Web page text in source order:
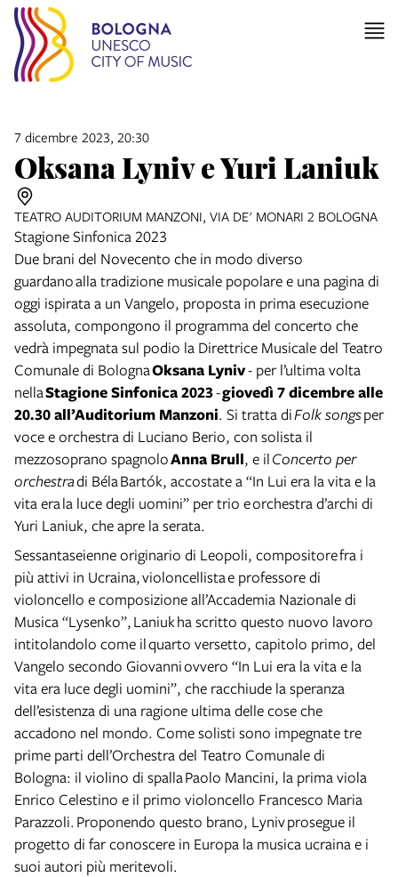
7 dicembre 2023, 20:30
Oksana Lyniv e Yuri Laniuk
TEATRO AUDITORIUM MANZONI, VIA DE' MONARI 2 BOLOGNA
Stagione Sinfonica 2023
Due brani del Novecento che in modo diverso
guardano alla tradizione musicale popolare e una pagina di
oggi ispirata a un Vangelo, proposta in prima esecuzione
assoluta, compongono il programma del concerto che
vedrà impegnata sul podio la Direttrice Musicale del Teatro
Comunale di BolognaOksana Lyniv- per l’ultima volta
nellaStagione Sinfonica 2023-giovedì 7 dicembre alle
20.30 all’Auditorium Manzoni. Si tratta diFolk songsper
voce e orchestra di Luciano Berio, con solista il
mezzosoprano spagnoloAnna Brull, e ilConcerto per
orchestradi Béla Bartók, accostate a “In Lui era la vita e la
vita era la luce degli uomini” per trio e orchestra d’archi di
Yuri Laniuk, che apre la serata.
Sessantaseienne originario di Leopoli, compositore fra i
più attivi in Ucraina, violoncellista e professore di
violoncello e composizione all’Accademia Nazionale di
Musica “Lysenko”, Laniuk ha scritto questo nuovo lavoro
intitolandolo come il quarto versetto, capitolo primo, del
Vangelo secondo Giovanni ovvero “In Lui era la vita e la
vita era luce degli uomini”, che racchiude la speranza
dell’esistenza di una ragione ultima delle cose che
accadono nel mondo. Come solisti sono impegnate tre
prime parti dell’Orchestra del Teatro Comunale di
Bologna: il violino di spalla Paolo Mancini, la prima viola
Enrico Celestino e il primo violoncello Francesco Maria
Parazzoli. Proponendo questo brano, Lyniv prosegue il
progetto di far conoscere in Europa la musica ucraina e i
suoi autori più meritevoli.